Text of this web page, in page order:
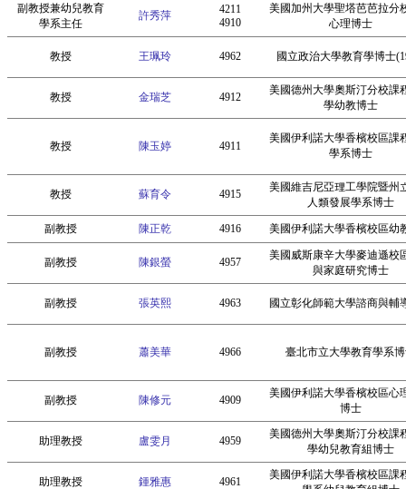
副教授兼幼兒教育
學系主任
許秀萍
4211
4910
美國加州大學聖塔芭芭拉分
心理博士
教授 王珮玲 4962 國立政治大學教育學博士
教授 金瑞芝 4912
美國德州大學奧斯汀分校課
學幼教博士
教授 陳玉婷 4911
美國伊利諾大學香檳校區課
學系博士
教授 蘇育令 4915
美國維吉尼亞理工學院暨州
人類發展學系博士
副教授 陳正乾 4916 美國伊利諾大學香檳校區幼
副教授 陳銀螢 4957
美國威斯康辛大學麥迪遜校
與家庭研究博士
副教授 張英熙 4963 國立彰化師範大學諮商與輔
副教授 蕭美華 4966 臺北市立大學教育學系
副教授 陳修元 4909
美國伊利諾大學香檳校區心
博士
助理教授 盧雯月 4959
美國德州大學奧斯汀分校課
學幼兒教育組博士
助理教授 鍾雅惠 4961
美國伊利諾大學香檳校區課